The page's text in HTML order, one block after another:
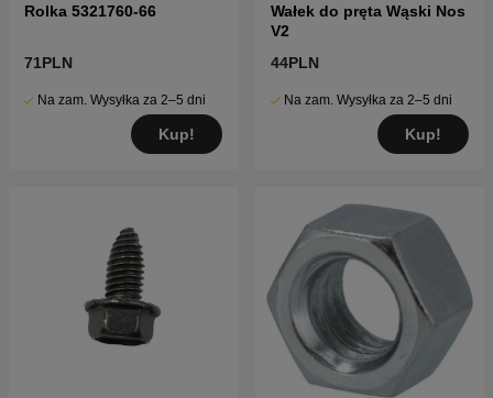
Rolka 5321760-66
71PLN
Na zam. Wysyłka za 2–5 dni
Kup!
Wałek do pręta Wąski Nos
V2
44PLN
Na zam. Wysyłka za 2–5 dni
Kup!